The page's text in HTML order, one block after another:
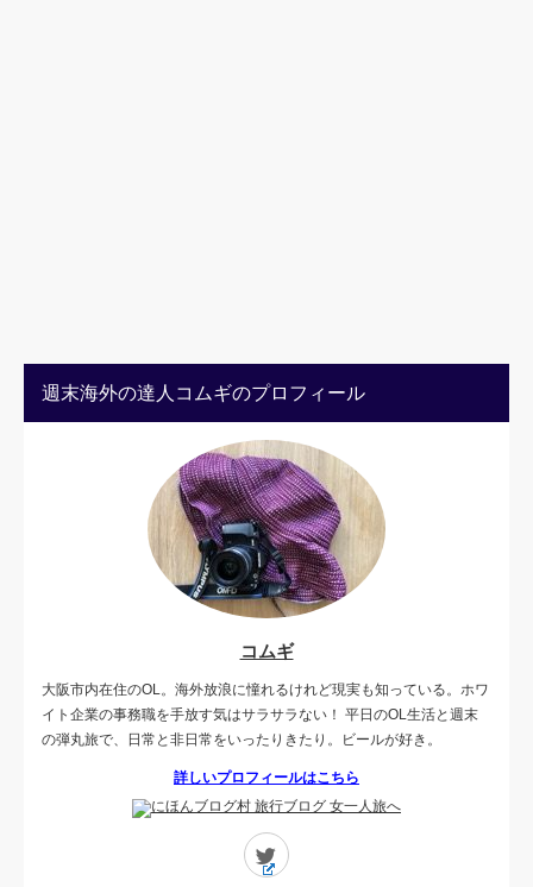
週末海外の達人コムギのプロフィール
コムギ
大阪市内在住のOL。海外放浪に憧れるけれど現実も知っている。ホワ
イト企業の事務職を手放す気はサラサラない！ 平日のOL生活と週末
の弾丸旅で、日常と非日常をいったりきたり。ビールが好き。
詳しいプロフィールはこちら